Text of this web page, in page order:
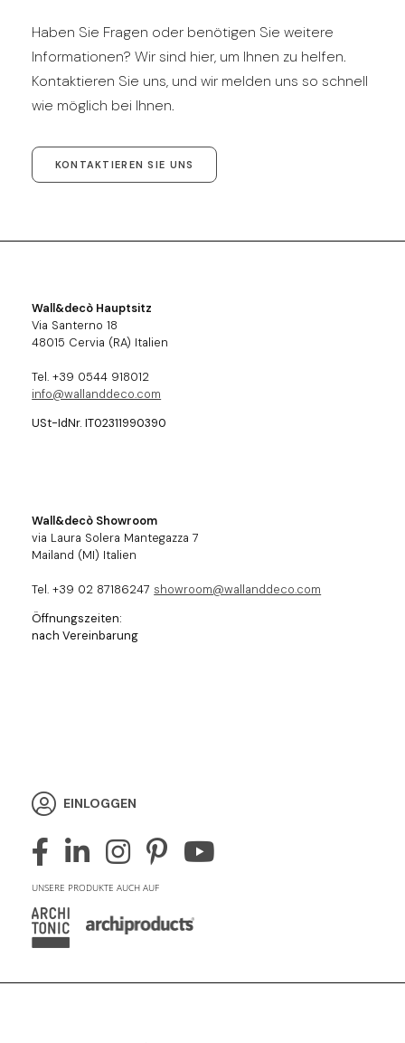
Haben Sie Fragen oder benötigen Sie weitere
Informationen? Wir sind hier, um Ihnen zu helfen.
Kontaktieren Sie uns, und wir melden uns so schnell
wie möglich bei Ihnen.
KONTAKTIEREN SIE UNS
Wall&decò Hauptsitz
Via Santerno 18
48015 Cervia (RA) Italien
Tel. +39 0544 918012
info@wallanddeco.com
USt-IdNr. IT02311990390
Wall&decò Showroom
via Laura Solera Mantegazza 7
Mailand (MI) Italien
Tel. +39 02 87186247 showroom@wallanddeco.com
Öffnungszeiten:
nach Vereinbarung
EINLOGGEN
UNSERE PRODUKTE AUCH AUF